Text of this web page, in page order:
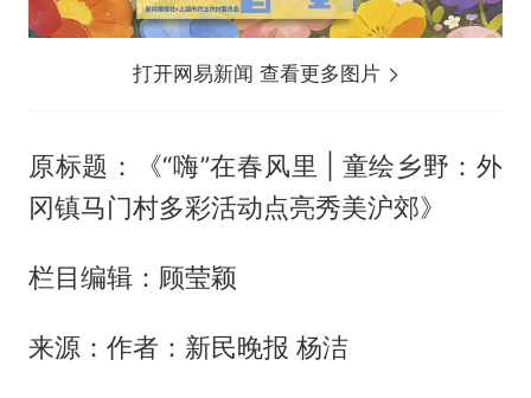
打开网易新闻 查看更多图片
原标题：《“嗨”在春风里 | 童绘乡野：外
冈镇马门村多彩活动点亮秀美沪郊》
栏目编辑：顾莹颖
来源：作者：新民晚报 杨洁